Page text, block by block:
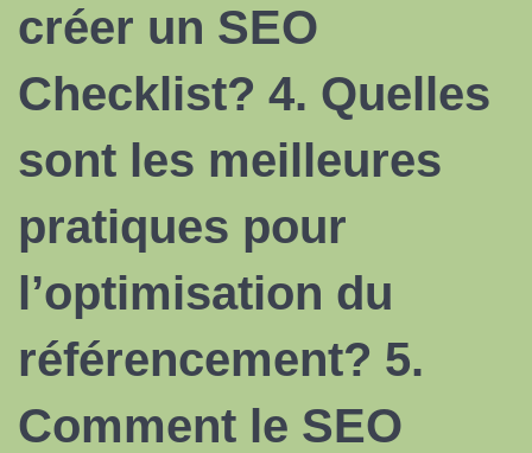
créer un SEO
Checklist? 4. Quelles
sont les meilleures
pratiques pour
l’optimisation du
référencement? 5.
Comment le SEO